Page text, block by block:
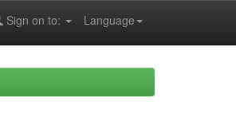
Language
Sign on to: